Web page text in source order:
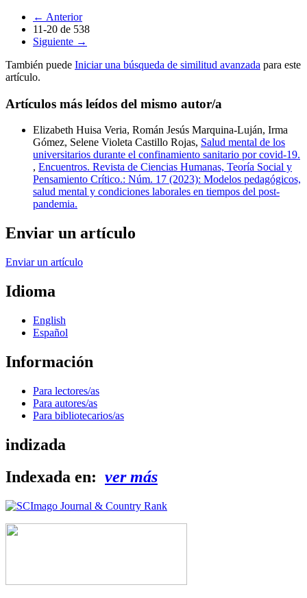
← Anterior
11-20 de 538
Siguiente →
También puede Iniciar una búsqueda de similitud avanzada para este
artículo.
Artículos más leídos del mismo autor/a
Elizabeth Huisa Veria, Román Jesús Marquina-Luján, Irma
Gómez, Selene Violeta Castillo Rojas, Salud mental de los
universitarios durante el confinamiento sanitario por covid-19.
, Encuentros. Revista de Ciencias Humanas, Teoría Social y
Pensamiento Crítico.: Núm. 17 (2023): Modelos pedagógicos,
salud mental y condiciones laborales en tiempos del post-
pandemia.
Enviar un artículo
Enviar un artículo
Idioma
English
Español
Información
Para lectores/as
Para autores/as
Para bibliotecarios/as
indizada
Indexada en: ver más